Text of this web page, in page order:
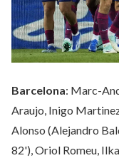
Barcelona: Marc-
Araujo, Inigo
Alonso (Alejandro
82'), Oriol Romeu,